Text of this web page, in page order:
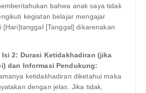
bahwa anak saya tidak
kegiatan belajar mengajar
[Hari]tanggal [Tanggal] dikarenakan
Isi 2: Durasi Ketidakhadiran (jika
dan Informasi Pendukung:
ketidakhadiran diketahui maka
dengan jelas. Jika tidak,